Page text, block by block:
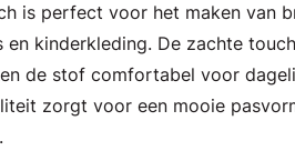
is perfect voor het maken van
en kinderkleding. De zachte
de stof comfortabel voor
zorgt voor een mooie